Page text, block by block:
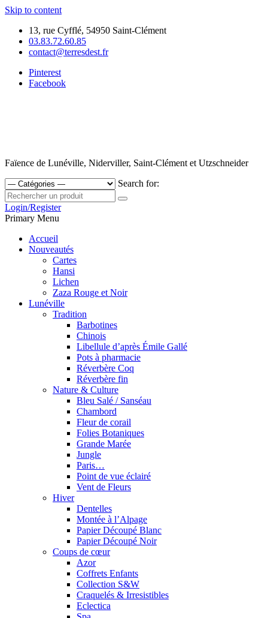
Skip to content
13, rue Cyfflé, 54950 Saint-Clément
03.83.72.60.85
contact@terresdest.fr
Pinterest
Facebook
Faïence de Lunéville, Niderviller, Saint-Clément et Utzschneider
Search for:
Login/Register
Primary Menu
Accueil
Nouveautés
Cartes
Hansi
Lichen
Zaza Rouge et Noir
Lunéville
Tradition
Barbotines
Chinois
Libellule d’après Émile Gallé
Pots à pharmacie
Réverbère Coq
Réverbère fin
Nature & Culture
Bleu Salé / Sanséau
Chambord
Fleur de corail
Folies Botaniques
Grande Marée
Jungle
Paris…
Point de vue éclairé
Vent de Fleurs
Hiver
Dentelles
Montée à l’Alpage
Papier Découpé Blanc
Papier Découpé Noir
Coups de cœur
Azor
Coffrets Enfants
Collection S&W
Craquelés & Irresistibles
Eclectica